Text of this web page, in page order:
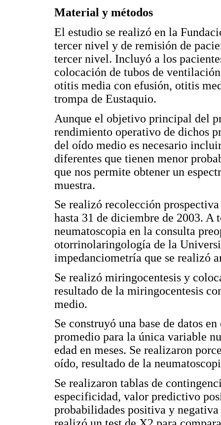
Material y métodos
El estudio se realizó en la
tercer nivel y de remisión de
tercer nivel. Incluyó a los
colocación de tubos de
otitis media con efusión, otitis
trompa de Eustaquio.
Aunque el objetivo principal del
rendimiento operativo de dichos
del oído medio es necesario
diferentes que tienen menor
que nos permite obtener un
muestra.
Se realizó recolección
hasta 31 de diciembre de 2003. A
neumatoscopia en la consulta
otorrinolaringología de la
impedanciometría que se realizó
Se realizó miringocentesis y
resultado de la miringocentesis
medio.
Se construyó una base de datos
promedio para la única variable
edad en meses. Se realizaron
oído, resultado de la
Se realizaron tablas de
especificidad, valor predictivo
probabilidades positiva y